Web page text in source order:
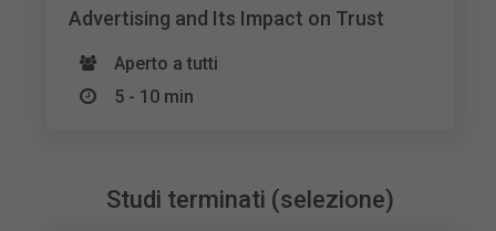
Advertising and Its Impact on Trust
Aperto a tutti
5 - 10 min
Studi terminati (selezione)